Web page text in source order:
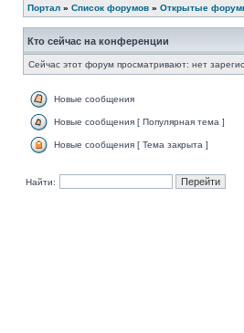
Портал » Список форумов » Открытые
Кто сейчас на конференции
Сейчас этот форум просматривают: нет
Новые сообщения
Новые сообщения [ Популярная тема ]
Новые сообщения [ Тема закрыта ]
Найти: